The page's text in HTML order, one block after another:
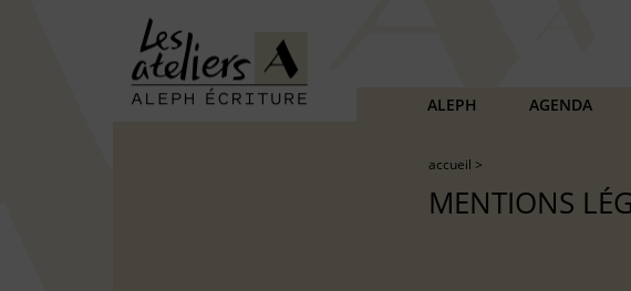
ALEPH AGENDA
accueil >
MENTIONS